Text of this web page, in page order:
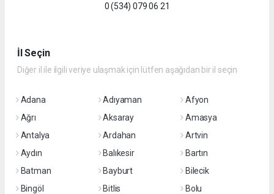
0 (534) 079 06 21
İl Seçin
Diğer il ile ilgili veriye ulaşmak için lütfen aşağıdan bir il seçin
Adana Adıyaman
Afyon
Ağrı
Aksaray
Amasya
Antalya
Ardahan
Artvin
Aydın
Balıkesir
Bartın
Batman
Bayburt
Bilecik
Bingöl
Bitlis
Bolu